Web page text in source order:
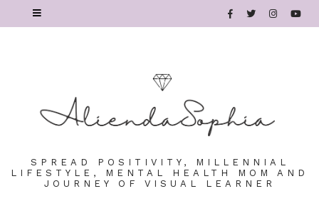
SPREAD POSITIVITY, MILLENNIAL
LIFESTYLE, MENTAL HEALTH MOM AND
JOURNEY OF VISUAL LEARNER